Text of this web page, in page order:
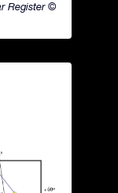
Register ©